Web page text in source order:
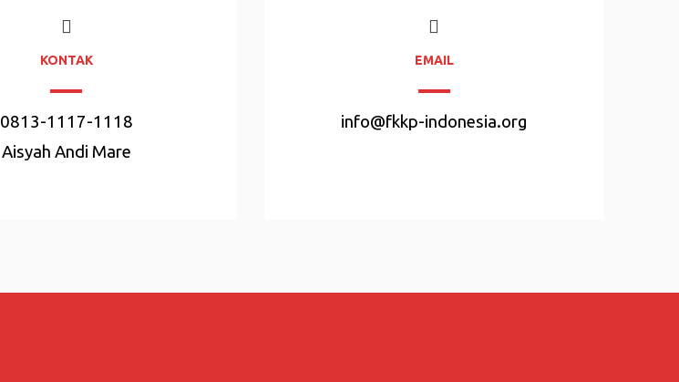
KONTAK
0813-1117-1118
Aisyah Andi Mare
EMAIL
info@fkkp-indonesia.org